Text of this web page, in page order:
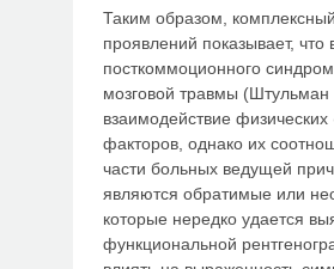
Таким образом,
проявлений показывает,
посткоммоционного
мозговой травмы
взаимодействие физических
факторов, однако их
части больных ведущей
являются обратимые или
которые нередко удается
функциональной